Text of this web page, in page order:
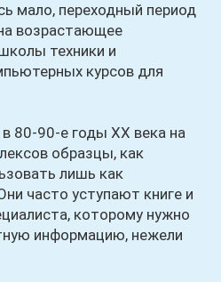
мало, переходный период
возрастающее
техники и
курсов для
90-е годы XX века на
образцы, как
лишь как
часто уступают книге и
которому нужно
информацию, нежели